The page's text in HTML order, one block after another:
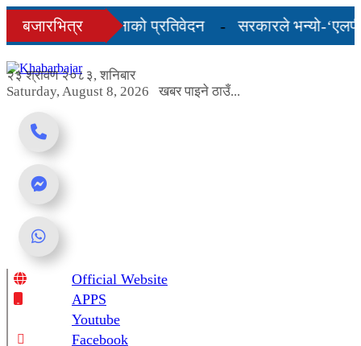
Skip
content
बजारभित्र
अन्तिम तीन महिनाको प्रतिवेदन
सरकारले भन्यो-‘एलपी
२३ श्रावण २०८३, शनिबार
Saturday, August 8, 2026
खबर पाइने ठाउँ...
Online News Portal
Official Website
APPS
Youtube
Facebook